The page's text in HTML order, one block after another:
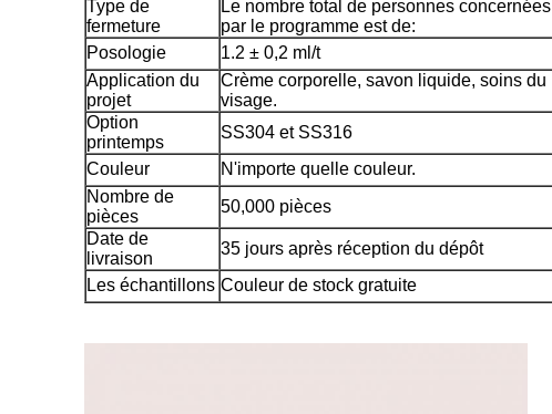
Type de
fermeture
Le nombre total de personnes concernées
par le programme est de:
Posologie
1.2 ± 0,2 ml/t
Application du
projet
Crème corporelle, savon liquide, soins du
visage.
Option
printemps
SS304 et SS316
Couleur
N'importe quelle couleur.
Nombre de
pièces
50,000 pièces
Date de
livraison
35 jours après réception du dépôt
Les échantillons Couleur de stock gratuite